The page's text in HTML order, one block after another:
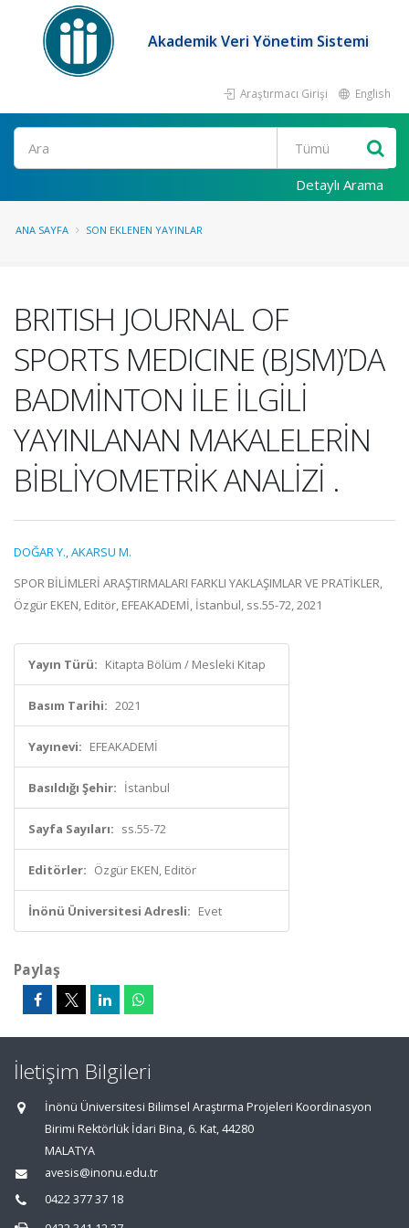
Akademik Veri Yönetim Sistemi
Araştırmacı Girişi English
Ara
Detaylı Arama
ANA SAYFA SON EKLENEN YAYINLAR
BRITISH JOURNAL OF
SPORTS MEDICINE (BJSM)’DA
BADMİNTON İLE İLGİLİ
YAYINLANAN MAKALELERİN
BİBLİYOMETRİK ANALİZİ .
DOĞAR Y.,AKARSU M.
SPOR BİLİMLERİ ARAŞTIRMALARI FARKLI YAKLAŞIMLAR VE PRATİKLER,
Özgür EKEN, Editör, EFEAKADEMİ, İstanbul, ss.55-72, 2021
Yayın Türü: Kitapta Bölüm / Mesleki Kitap
Basım Tarihi: 2021
Yayınevi: EFEAKADEMİ
Basıldığı Şehir: İstanbul
Sayfa Sayıları: ss.55-72
Editörler: Özgür EKEN, Editör
İnönü Üniversitesi Adresli: Evet
Paylaş
İletişim Bilgileri
İnönü Üniversitesi Bilimsel Araştırma Projeleri Koordinasyon
Birimi Rektörlük İdari Bina, 6. Kat, 44280
MALATYA
avesis@inonu.edu.tr
0422 377 37 18